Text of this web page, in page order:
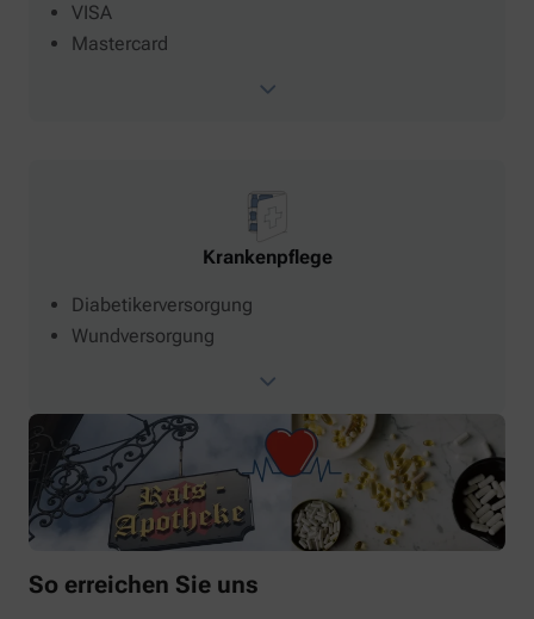
VISA
Mastercard
Krankenpflege
Diabetikerversorgung
Wundversorgung
So erreichen Sie uns